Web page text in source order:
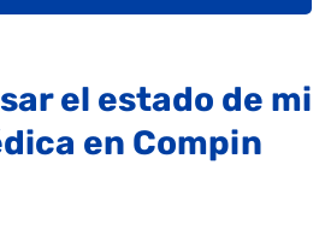
el estado de mi
en Compin